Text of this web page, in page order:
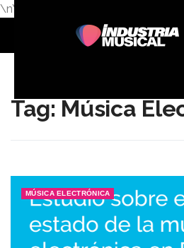
\n\n
Tag: Música
MÚSICA ELECTRÓNICA